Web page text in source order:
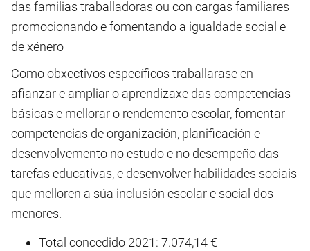
das familias traballadoras ou con cargas familiares
promocionando e fomentando a igualdade social e
de xénero
Como obxectivos específicos traballarase en
afianzar e ampliar o aprendizaxe das competencias
básicas e mellorar o rendemento escolar, fomentar
competencias de organización, planificación e
desenvolvemento no estudo e no desempeño das
tarefas educativas, e desenvolver habilidades sociais
que melloren a súa inclusión escolar e social dos
menores.
Total concedido 2021: 7.074,14 €